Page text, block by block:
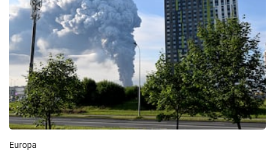
Europa